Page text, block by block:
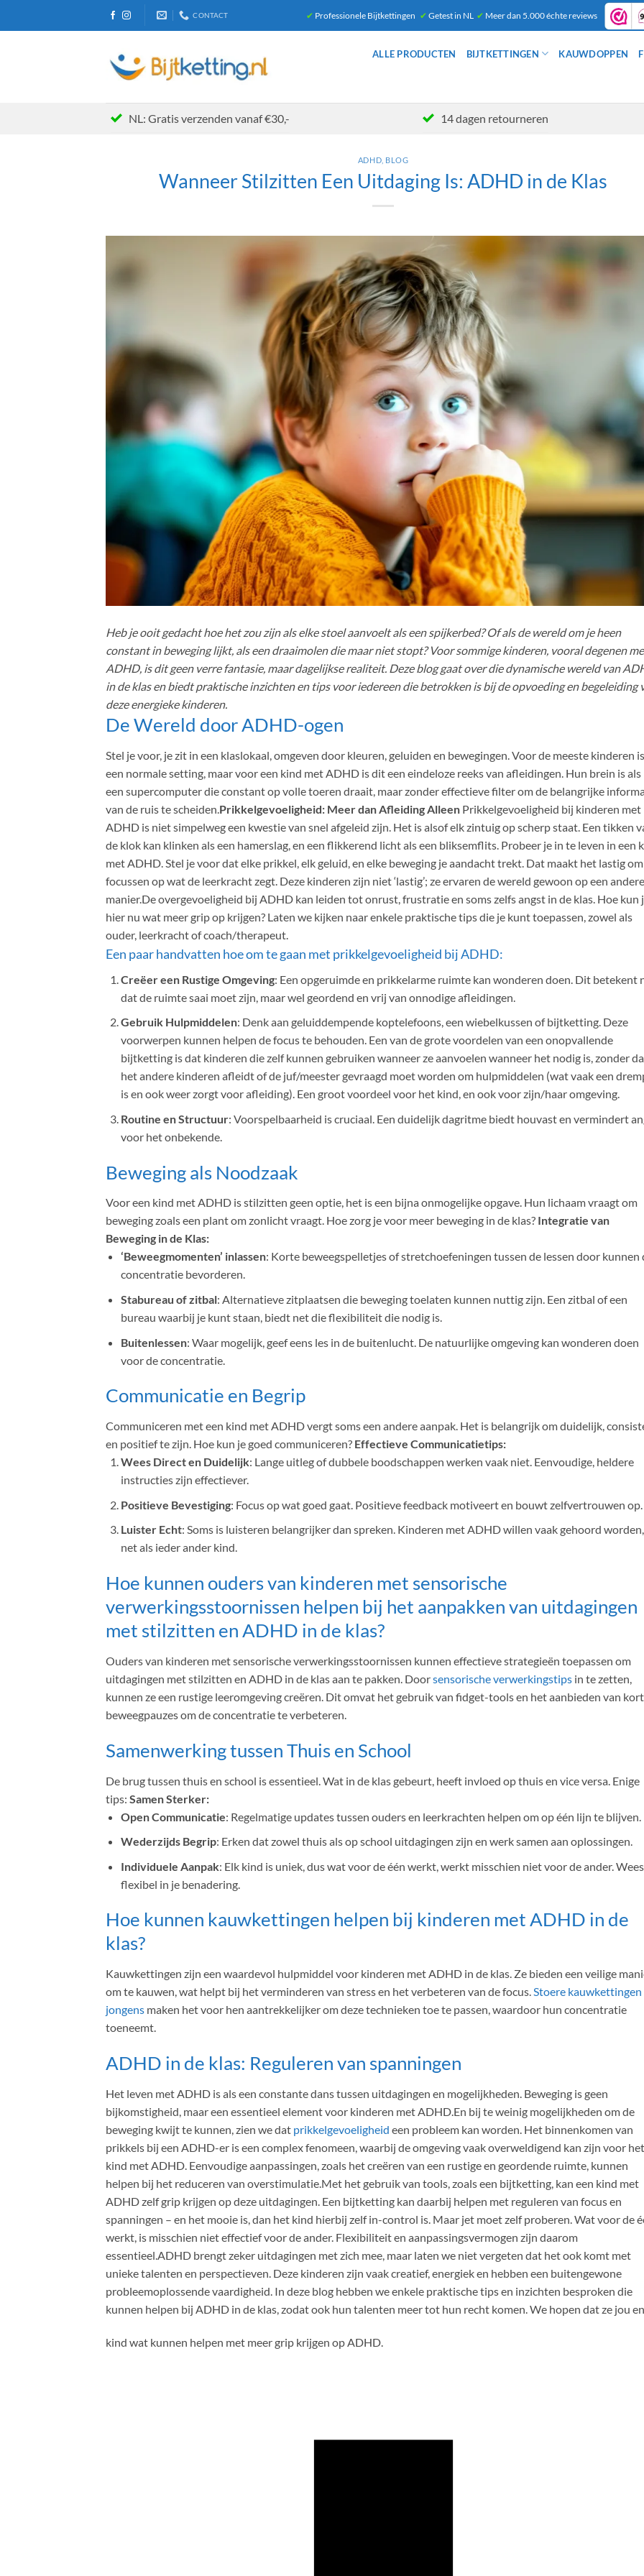
CONTACT ✔ Professionele Bijtkettingen ✔ Getest in NL ✔ Meer dan 5.000 échte reviews
ALLE PRODUCTEN BIJTKETTINGEN KAUWDOPPEN
NL: Gratis verzenden vanaf €30,- 14 dagen retourneren
ADHD BLOG
Wanneer Stilzitten Een Uitdaging Is: ADHD in de Klas
Heb je ooit gedacht hoe het zou zijn als elke stoel aanvoelt als een spijkerbed? Of als de wereld om je heen
constant in beweging lijkt, als een draaimolen die maar niet stopt? Voor sommige kinderen, vooral degenen
ADHD, is dit geen verre fantasie, maar dagelijkse realiteit. Deze blog gaat over die dynamische wereld van
in de klas en biedt praktische inzichten en tips voor iedereen die betrokken is bij de opvoeding en begeleiding
deze energieke kinderen.
De Wereld door ADHD-ogen
Stel je voor, je zit in een klaslokaal, omgeven door kleuren, geluiden en bewegingen. Voor de meeste kinderen
een normale setting, maar voor een kind met ADHD is dit een eindeloze reeks van afleidingen. Hun brein is als
een supercomputer die constant op volle toeren draait, maar zonder effectieve filter om de belangrijke
van de ruis te scheiden. Prikkelgevoeligheid: Meer dan Afleiding Alleen Prikkelgevoeligheid bij kinderen met
ADHD is niet simpelweg een kwestie van snel afgeleid zijn. Het is alsof elk zintuig op scherp staat. Een tikken
de klok kan klinken als een hamerslag, en een flikkerend licht als een bliksemflits. Probeer je in te leven in een
met ADHD. Stel je voor dat elke prikkel, elk geluid, en elke beweging je aandacht trekt. Dat maakt het lastig
focussen op wat de leerkracht zegt. Deze kinderen zijn niet ‘lastig’; ze ervaren de wereld gewoon op een andere
manier.De overgevoeligheid bij ADHD kan leiden tot onrust, frustratie en soms zelfs angst in de klas. Hoe kun
hier nu wat meer grip op krijgen? Laten we kijken naar enkele praktische tips die je kunt toepassen, zowel als
ouder, leerkracht of coach/therapeut.
Een paar handvatten hoe om te gaan met prikkelgevoeligheid bij ADHD:
Creëer een Rustige Omgeving: Een opgeruimde en prikkelarme ruimte kan wonderen doen. Dit betekent
dat de ruimte saai moet zijn, maar wel geordend en vrij van onnodige afleidingen.
Gebruik Hulpmiddelen: Denk aan geluiddempende koptelefoons, een wiebelkussen of bijtketting. Deze
voorwerpen kunnen helpen de focus te behouden. Een van de grote voordelen van een onopvallende
bijtketting is dat kinderen die zelf kunnen gebruiken wanneer ze aanvoelen wanneer het nodig is, zonder
het andere kinderen afleidt of de juf/meester gevraagd moet worden om hulpmiddelen (wat vaak een
is en ook weer zorgt voor afleiding). Een groot voordeel voor het kind, en ook voor zijn/haar omgeving.
Routine en Structuur: Voorspelbaarheid is cruciaal. Een duidelijk dagritme biedt houvast en vermindert
voor het onbekende.
Beweging als Noodzaak
Voor een kind met ADHD is stilzitten geen optie, het is een bijna onmogelijke opgave. Hun lichaam vraagt om
beweging zoals een plant om zonlicht vraagt. Hoe zorg je voor meer beweging in de klas? Integratie van
Beweging in de Klas:
‘Beweegmomenten’ inlassen: Korte beweegspelletjes of stretchoefeningen tussen de lessen door kunnen
concentratie bevorderen.
Stabureau of zitbal: Alternatieve zitplaatsen die beweging toelaten kunnen nuttig zijn. Een zitbal of een
bureau waarbij je kunt staan, biedt net die flexibiliteit die nodig is.
Buitenlessen: Waar mogelijk, geef eens les in de buitenlucht. De natuurlijke omgeving kan wonderen doen
voor de concentratie.
Communicatie en Begrip
Communiceren met een kind met ADHD vergt soms een andere aanpak. Het is belangrijk om duidelijk,
en positief te zijn. Hoe kun je goed communiceren? Effectieve Communicatietips:
Wees Direct en Duidelijk: Lange uitleg of dubbele boodschappen werken vaak niet. Eenvoudige, heldere
instructies zijn effectiever.
Positieve Bevestiging: Focus op wat goed gaat. Positieve feedback motiveert en bouwt zelfvertrouwen op.
Luister Echt: Soms is luisteren belangrijker dan spreken. Kinderen met ADHD willen vaak gehoord worden,
net als ieder ander kind.
Hoe kunnen ouders van kinderen met sensorische
verwerkingsstoornissen helpen bij het aanpakken van uitdagingen
met stilzitten en ADHD in de klas?
Ouders van kinderen met sensorische verwerkingsstoornissen kunnen effectieve strategieën toepassen om
uitdagingen met stilzitten en ADHD in de klas aan te pakken. Doorsensorische verwerkingstips in te zetten,
kunnen ze een rustige leeromgeving creëren. Dit omvat het gebruik van fidget-tools en het aanbieden van
beweegpauzes om de concentratie te verbeteren.
Samenwerking tussen Thuis en School
De brug tussen thuis en school is essentieel. Wat in de klas gebeurt, heeft invloed op thuis en vice versa. Enige
tips: Samen Sterker:
Open Communicatie: Regelmatige updates tussen ouders en leerkrachten helpen om op één lijn te blijven.
Wederzijds Begrip: Erken dat zowel thuis als op school uitdagingen zijn en werk samen aan oplossingen.
Individuele Aanpak: Elk kind is uniek, dus wat voor de één werkt, werkt misschien niet voor de ander. Wees
flexibel in je benadering.
Hoe kunnen kauwkettingen helpen bij kinderen met ADHD in de
klas?
Kauwkettingen zijn een waardevol hulpmiddel voor kinderen met ADHD in de klas. Ze bieden een veilige
om te kauwen, wat helpt bij het verminderen van stress en het verbeteren van de focus.Stoere kauwkettingen
jongens maken het voor hen aantrekkelijker om deze technieken toe te passen, waardoor hun concentratie
toeneemt.
ADHD in de klas: Reguleren van spanningen
Het leven met ADHD is als een constante dans tussen uitdagingen en mogelijkheden. Beweging is geen
bijkomstigheid, maar een essentieel element voor kinderen met ADHD.En bij te weinig mogelijkheden om de
beweging kwijt te kunnen, zien we dat prikkelgevoeligheid een probleem kan worden. Het binnenkomen van
prikkels bij een ADHD-er is een complex fenomeen, waarbij de omgeving vaak overweldigend kan zijn voor het
kind met ADHD. Eenvoudige aanpassingen, zoals het creëren van een rustige en geordende ruimte, kunnen
helpen bij het reduceren van overstimulatie.Met het gebruik van tools, zoals een bijtketting, kan een kind met
ADHD zelf grip krijgen op deze uitdagingen. Een bijtketting kan daarbij helpen met reguleren van focus en
spanningen – en het mooie is, dan het kind hierbij zelf in-control is. Maar jet moet zelf proberen. Wat voor de
werkt, is misschien niet effectief voor de ander. Flexibiliteit en aanpassingsvermogen zijn daarom
essentieel.ADHD brengt zeker uitdagingen met zich mee, maar laten we niet vergeten dat het ook komt met
unieke talenten en perspectieven. Deze kinderen zijn vaak creatief, energiek en hebben een buitengewone
probleemoplossende vaardigheid. In deze blog hebben we enkele praktische tips en inzichten besproken die
kunnen helpen bij ADHD in de klas, zodat ook hun talenten meer tot hun recht komen. We hopen dat ze jou
kind wat kunnen helpen met meer grip krijgen op ADHD.